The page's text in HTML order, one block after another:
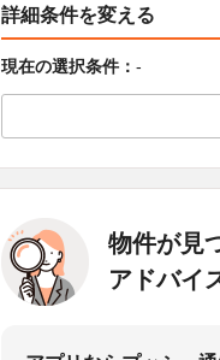
詳細条件を変える
現在の選択条件： -
物件が見
アドバイ